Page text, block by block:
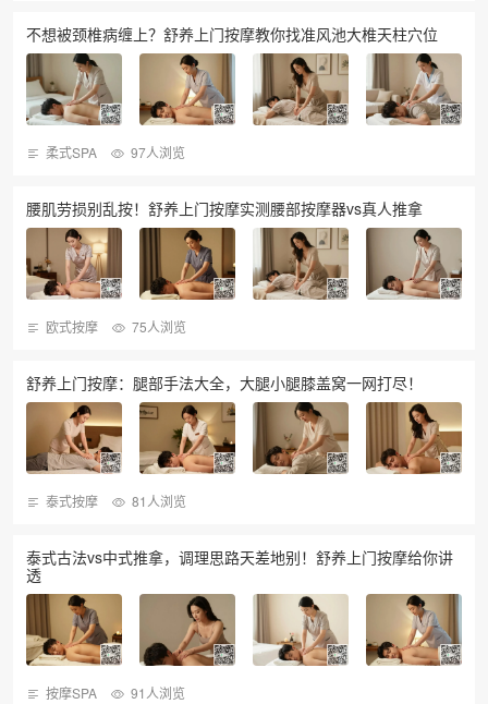
不想被颈椎病缠上？舒养上门按摩教你找准风池大椎天柱穴位
柔式SPA 97人浏览
腰肌劳损别乱按！舒养上门按摩实测腰部按摩器vs真人推拿
欧式按摩 75人浏览
舒养上门按摩：腿部手法大全，大腿小腿膝盖窝一网打尽！
泰式按摩 81人浏览
泰式古法vs中式推拿，调理思路天差地别！舒养上门按摩给你讲
透
按摩SPA 91人浏览